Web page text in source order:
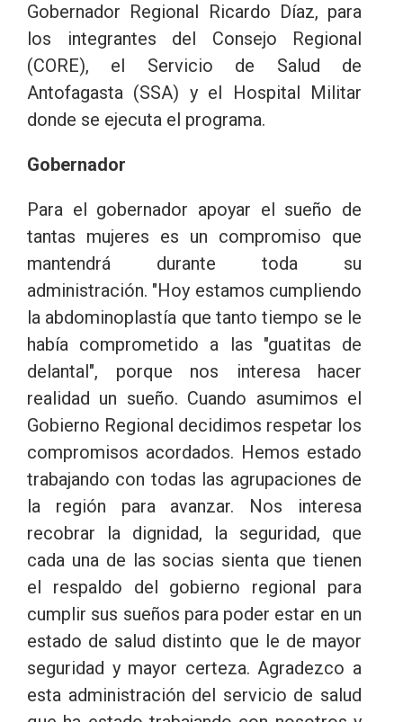
Gobernador Regional Ricardo Díaz, para
los integrantes del Consejo Regional
(CORE), el Servicio de Salud de
Antofagasta (SSA) y el Hospital Militar
donde se ejecuta el programa.
Gobernador
Para el gobernador apoyar el sueño de
tantas mujeres es un compromiso que
mantendrá durante toda su
administración. "Hoy estamos cumpliendo
la abdominoplastía que tanto tiempo se le
había comprometido a las "guatitas de
delantal", porque nos interesa hacer
realidad un sueño. Cuando asumimos el
Gobierno Regional decidimos respetar los
compromisos acordados. Hemos estado
trabajando con todas las agrupaciones de
la región para avanzar. Nos interesa
recobrar la dignidad, la seguridad, que
cada una de las socias sienta que tienen
el respaldo del gobierno regional para
cumplir sus sueños para poder estar en un
estado de salud distinto que le de mayor
seguridad y mayor certeza. Agradezco a
esta administración del servicio de salud